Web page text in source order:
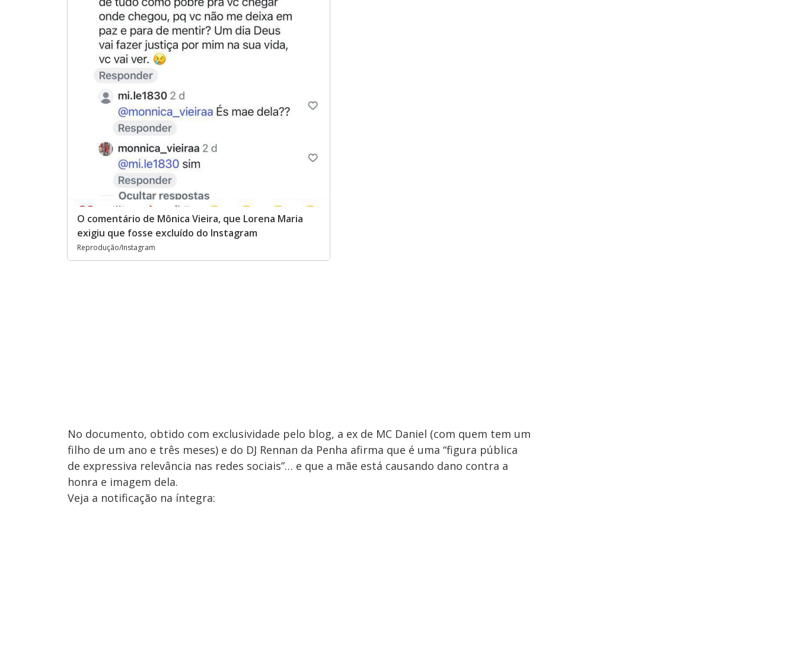
O comentário de Mônica Vieira, que Lorena Maria
exigiu que fosse excluído do Instagram
Reprodução/Instagram
No documento, obtido com exclusividade pelo blog, a ex de MC Daniel (com quem tem um
filho de um ano e três meses) e do DJ Rennan da Penha afirma que é uma “figura pública
de expressiva relevância nas redes sociais”… e que a mãe está causando dano contra a
honra e imagem dela.
Veja a notificação na íntegra: